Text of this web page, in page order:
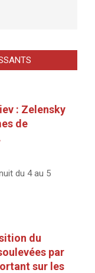
: Zelensky
de
du 4 au 5
du
par
sur les